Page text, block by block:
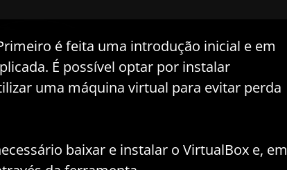
é feita uma introdução inicial e em
É possível optar por instalar
uma máquina virtual para evitar perda
baixar e instalar o VirtualBox e, em